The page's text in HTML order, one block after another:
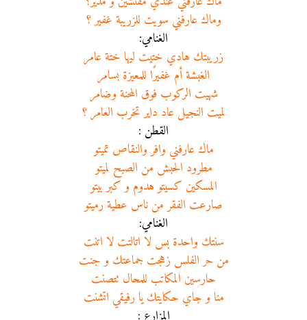
وماك عارفني سويت للزريبة غفير ؟
الغنامي:
زريبتك هادي ختيت ليها ختة عامر
الغبشة أم غفيرًا للمعيزة بسامر
شهيت الركوب فوق المحنة وضامر
لميت النجيل عاد داير تخرب العامر ؟
القطن :
ماك عارفني وافر والنقاص تميتو
مطرود الحبش من الصبح لميتو
المسكين كسيتو هدوم و كبر بيتو
صارعت الفقر من ناس عطية رميتو
الغنامي:
سنتك واحدة بس لا اتالتت لا اتنت
من حر الفلس زهجت جماعتك و جنت
حارسين المكاتب للمحال تتصنت
منا و جاي حكايتك يا رفيقي اتشنت